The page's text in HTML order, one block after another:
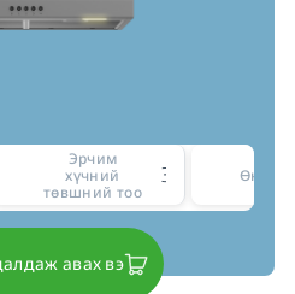
Эрчим
хүчний
төвшний тоо
Өнгө
авах вэ